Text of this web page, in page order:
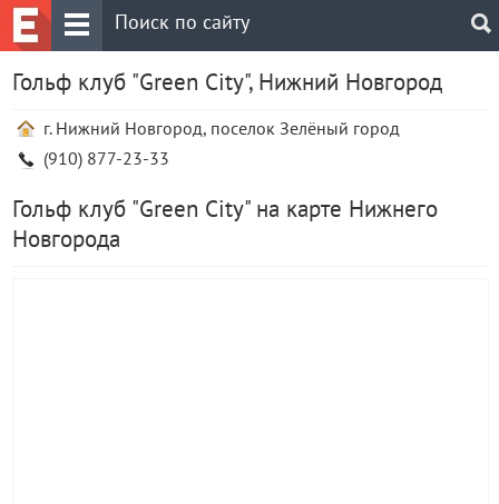
Гольф клуб "Green City", Нижний Новгород
г. Нижний Новгород, поселок Зелёный город
(910) 877-23-33
Гольф клуб "Green City" на карте Нижнего
Новгорода